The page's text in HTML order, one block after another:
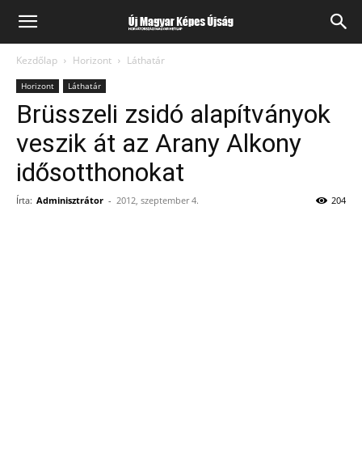
Kezdőlap Horizont Láthatár
Horizont Láthatár
Brüsszeli zsidó alapítványok
veszik át az Arany Alkony
idősotthonokat
Írta: Adminisztrátor - 2012, szeptember 4. 204